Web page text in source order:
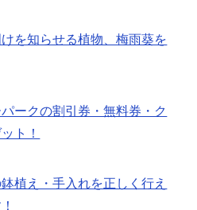
を知らせる植物、梅雨葵を
ークの割引券・無料券・ク
ト！
植え・手入れを正しく行え